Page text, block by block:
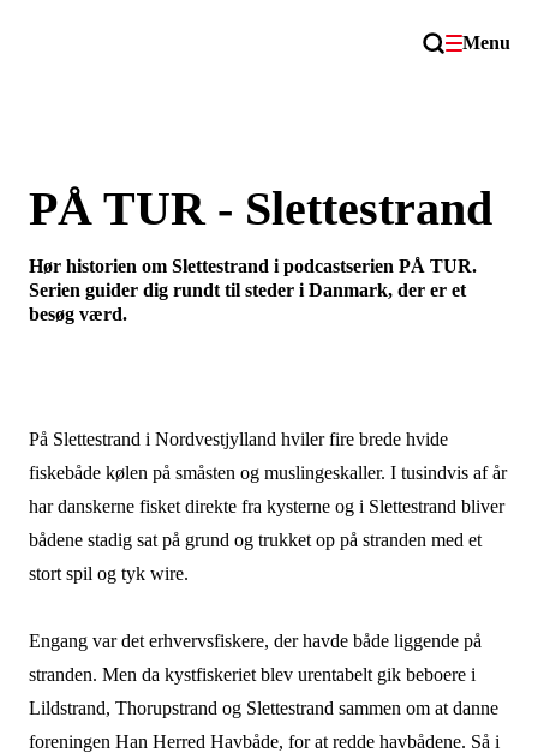
Menu
PÅ TUR - Slettestrand
Hør historien om Slettestrand i podcastserien PÅ TUR.
Serien guider dig rundt til steder i Danmark, der er et
besøg værd.
På Slettestrand i Nordvestjylland hviler fire brede hvide
fiskebåde kølen på småsten og muslingeskaller. I tusindvis af år
har danskerne fisket direkte fra kysterne og i Slettestrand bliver
bådene stadig sat på grund og trukket op på stranden med et
stort spil og tyk wire.
Engang var det erhvervsfiskere, der havde både liggende på
stranden. Men da kystfiskeriet blev urentabelt gik beboere i
Lildstrand, Thorupstrand og Slettestrand sammen om at danne
foreningen Han Herred Havbåde, for at redde havbådene. Så i